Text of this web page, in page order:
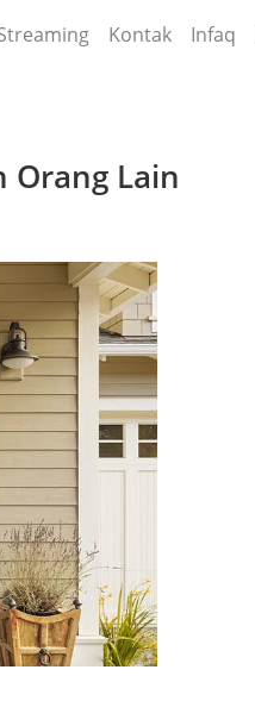
Kontak Infaq
Lain